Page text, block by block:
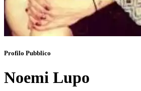
Profilo Pubblico
Noemi Lupo